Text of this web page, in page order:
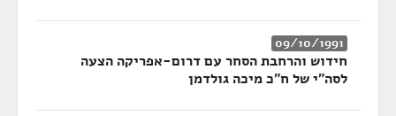
09/10/1991
חידוש והרחבת הסחר עם דרום-אפריקה הצעה
לסה"י של ח"כ מיכה גולדמן